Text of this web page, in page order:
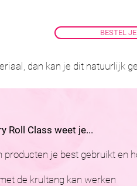
BESTEL
dan kan je dit natuurlijk
Roll Class weet je...
producten je best gebruikt en
de krultang kan werken